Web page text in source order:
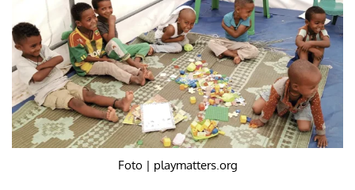
Foto | playmatters.org